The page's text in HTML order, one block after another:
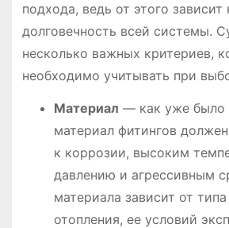
подхода, ведь от этого
долговечность всей системы.
несколько важных критериев,
необходимо учитывать при
Материал ― как уже было
материал фитингов
к коррозии, высоким
давлению и агрессивным
материала зависит от
отопления, ее условий